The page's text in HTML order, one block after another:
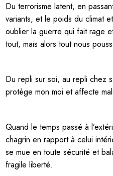
Du terrorisme latent, en
variants, et le poids du climat
oublier la guerre qui fait rage
tout, mais alors tout nous
Du repli sur soi, au repli chez
protège mon moi et affecte
Quand le temps passé à
chagrin en rapport à celui
se mue en toute sécurité et
fragile liberté.